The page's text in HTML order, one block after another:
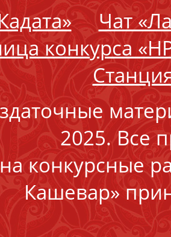
Чат
конкурса
2025. Все
конкурсные
Кашевар»